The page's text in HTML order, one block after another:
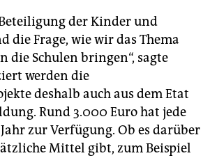
der Kinder und
die Frage, wie wir das Thema
die Schulen bringen“, sagte
werden die
deshalb auch aus dem Etat
Rund 3.000 Euro hat jede
zur Verfügung. Ob es darüber
Mittel gibt, zum Beispiel